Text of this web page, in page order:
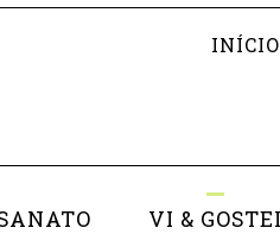
INÍCIO
VI & GOSTEI